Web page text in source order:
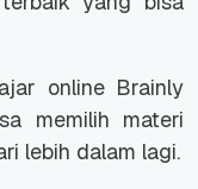
online Brainly
memilih materi
lebih dalam lagi.